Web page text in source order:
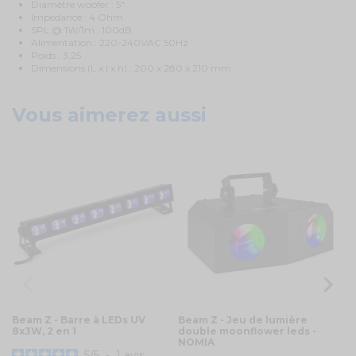
Diamètre woofer : 5"
Impédance : 4 Ohm
SPL @ 1W/1m : 100dB
Alimentation : 220-240VAC 50Hz
Poids : 3,25
Dimensions (L x l x h) : 200 x 280 x 210 mm
Vous aimerez aussi
Beam Z - Barre à LEDs UV
8x3W, 2 en 1
Beam Z - Jeu de lumière
double moonflower leds -
NOMIA